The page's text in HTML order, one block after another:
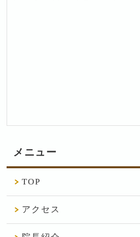
メニュー
TOP
アクセス